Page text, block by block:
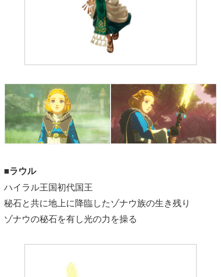
■ラウル
ハイラル王国初代国王
秘石と共に地上に降臨したゾナウ族の生き残り
ゾナウの秘石を有し光の力を操る